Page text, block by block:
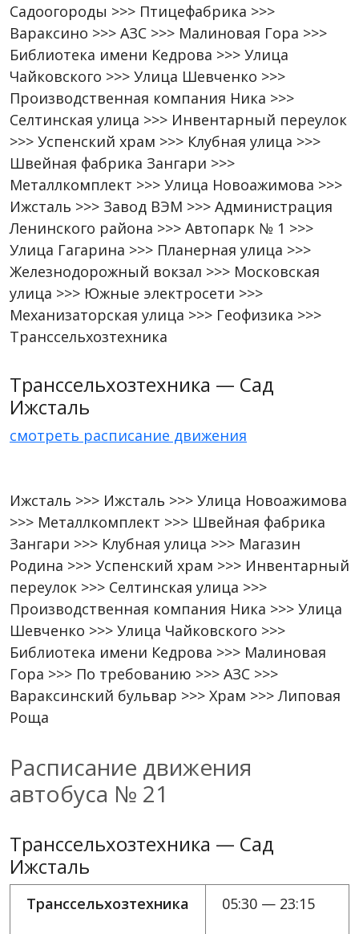
Садоогороды >>> Птицефабрика >>>
Вараксино >>> АЗС >>> Малиновая Гора >>>
Библиотека имени Кедрова >>> Улица
Чайковского >>> Улица Шевченко >>>
Производственная компания Ника >>>
Селтинская улица >>> Инвентарный переулок
>>> Успенский храм >>> Клубная улица >>>
Швейная фабрика Зангари >>>
Металлкомплект >>> Улица Новоажимова >>>
Ижсталь >>> Завод ВЭМ >>> Администрация
Ленинского района >>> Автопарк № 1 >>>
Улица Гагарина >>> Планерная улица >>>
Железнодорожный вокзал >>> Московская
улица >>> Южные электросети >>>
Механизаторская улица >>> Геофизика >>>
Транссельхозтехника
Транссельхозтехника — Сад
Ижсталь
смотреть расписание движения
Ижсталь >>> Ижсталь >>> Улица Новоажимова
>>> Металлкомплект >>> Швейная фабрика
Зангари >>> Клубная улица >>> Магазин
Родина >>> Успенский храм >>> Инвентарный
переулок >>> Селтинская улица >>>
Производственная компания Ника >>> Улица
Шевченко >>> Улица Чайковского >>>
Библиотека имени Кедрова >>> Малиновая
Гора >>> По требованию >>> АЗС >>>
Вараксинский бульвар >>> Храм >>> Липовая
Роща
Расписание движения
автобуса № 21
Транссельхозтехника — Сад
Ижсталь
Транссельхозтехника 05:30 — 23:15